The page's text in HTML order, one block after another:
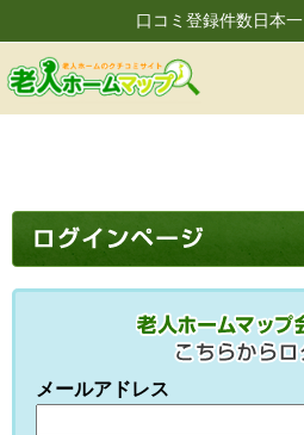
口コミ登録件数日本一
メールアドレス